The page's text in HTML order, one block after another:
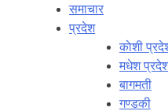
समाचार
प्रदेश
काेशी
मधेश
बागमती
गण्डकी